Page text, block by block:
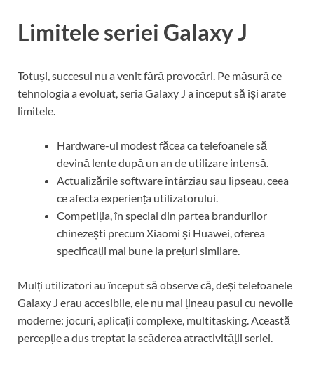
Limitele seriei Galaxy J
Totuși, succesul nu a venit fără provocări. Pe măsură ce
tehnologia a evoluat, seria Galaxy J a început să își arate
limitele.
Hardware-ul modest făcea ca telefoanele să
devină lente după un an de utilizare intensă.
Actualizările software întârziau sau lipseau, ceea
ce afecta experiența utilizatorului.
Competiția, în special din partea brandurilor
chinezești precum Xiaomi și Huawei, oferea
specificații mai bune la prețuri similare.
Mulți utilizatori au început să observe că, deși telefoanele
Galaxy J erau accesibile, ele nu mai țineau pasul cu nevoile
moderne: jocuri, aplicații complexe, multitasking. Această
percepție a dus treptat la scăderea atractivității seriei.